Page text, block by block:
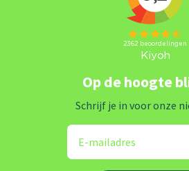
Op de hoogte
Schrijf je in voor onze